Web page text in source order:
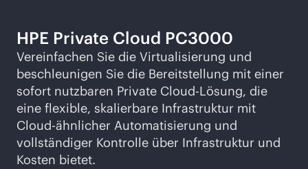
HPE Private Cloud PC3000
Vereinfachen Sie die Virtualisierung und
beschleunigen Sie die Bereitstellung mit einer
sofort nutzbaren Private Cloud-Lösung, die
eine flexible, skalierbare Infrastruktur mit
Cloud-ähnlicher Automatisierung und
vollständiger Kontrolle über Infrastruktur und
Kosten bietet.